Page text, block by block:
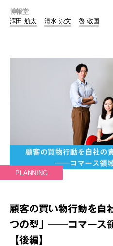
博報堂
澤田 航太
清水 崇文 魯 敬国
PLANNING
顧客の買い物行動を自
つの型」──コマース
【後編】